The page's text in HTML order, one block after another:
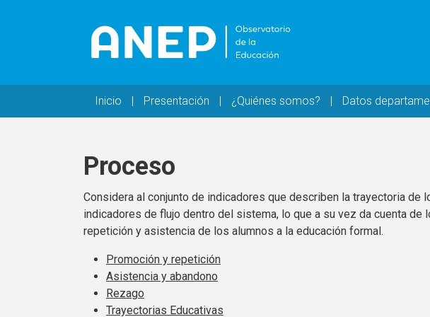
Navegación principal
Inicio Presentación ¿Quiénes somos? Datos
Proceso
Considera al conjunto de indicadores que describen la trayectoria
indicadores de flujo dentro del sistema, lo que a su vez da cuenta
repetición y asistencia de los alumnos a la educación formal.
Promoción y repetición
Asistencia y abandono
Rezago
Trayectorias Educativas